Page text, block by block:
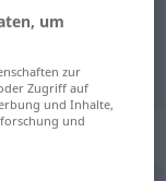
um
zur
Zugriff auf
und Inhalte,
und